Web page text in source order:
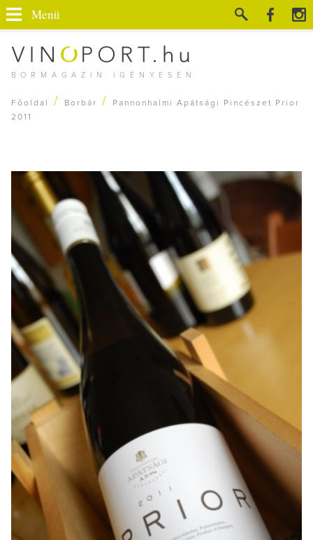
BORMAGAZIN IGÉNYESEN
Menü
Főoldal / Borbár /
Pannonhalmi Apátsági Pincészet Prior
2011